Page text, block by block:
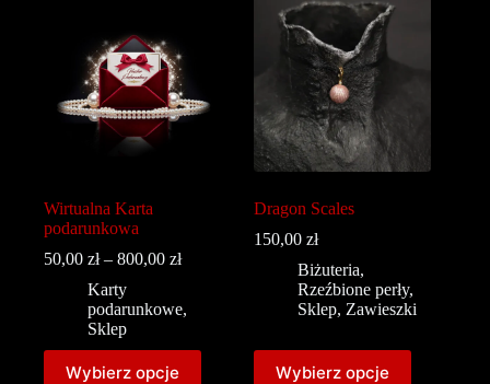
Wirtualna Karta
podarunkowa
50,00 zł – 800,00 zł
Karty
podarunkowe,
Sklep
Wybierz opcje
Dragon Scales
150,00zł
Biżuteria,
Rzeźbione perły,
Sklep, Zawieszki
Wybierz opcje